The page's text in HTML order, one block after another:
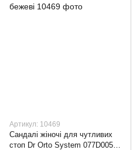
Артикул: 10469
Сандалі жіночі для чутливих
стоп Dr Orto System 077D005